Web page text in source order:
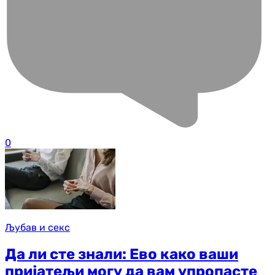
0
Љубав и секс
Да ли сте знали: Ево како ваши
пријатељи могу да вам упропасте